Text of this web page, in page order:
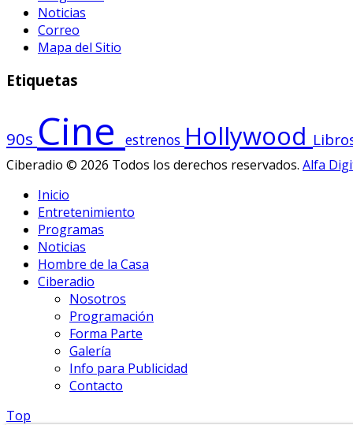
Noticias
Correo
Mapa del Sitio
Etiquetas
90s Cine estrenos Hollywood
Ciberadio © 2026 Todos los derechos reservados. Alfa
Inicio
Entretenimiento
Programas
Noticias
Hombre de la Casa
Ciberadio
Nosotros
Programación
Forma Parte
Galería
Info para Publicidad
Contacto
Top